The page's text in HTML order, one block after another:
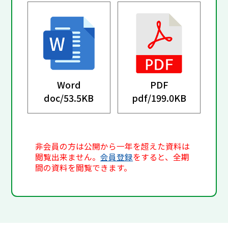
Word
doc/53.5KB
PDF
pdf/199.0KB
非会員の方は公開から一年を超えた資料は
閲覧出来ません。会員登録をすると、全期
間の資料を閲覧できます。